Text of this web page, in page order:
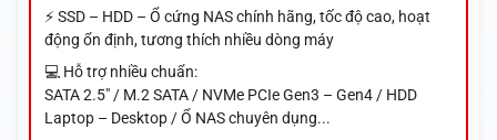
⚡ SSD – HDD – Ổ cứng NAS chính hãng, tốc độ cao, hoạt
động ổn định, tương thích nhiều dòng máy
💻 Hỗ trợ nhiều chuẩn:
SATA 2.5" / M.2 SATA / NVMe PCIe Gen3 – Gen4 / HDD
Laptop – Desktop / Ổ NAS chuyên dụng...